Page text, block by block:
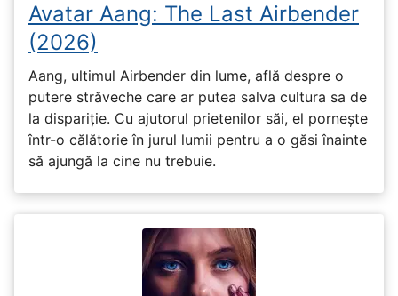
Avatar Aang: The Last Airbender
(2026)
Aang, ultimul Airbender din lume, află despre o
putere străveche care ar putea salva cultura sa de
la dispariție. Cu ajutorul prietenilor săi, el pornește
într-o călătorie în jurul lumii pentru a o găsi înainte
să ajungă la cine nu trebuie.